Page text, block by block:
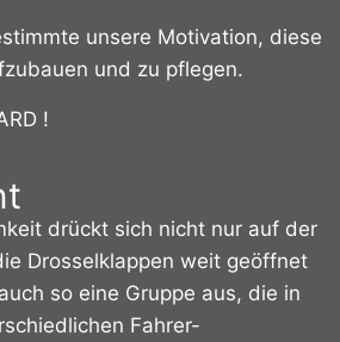
unsere Motivation, diese
und zu pflegen.
!
drückt sich nicht nur auf der
Drosselklappen weit geöffnet
so eine Gruppe aus, die in
Fahrer-